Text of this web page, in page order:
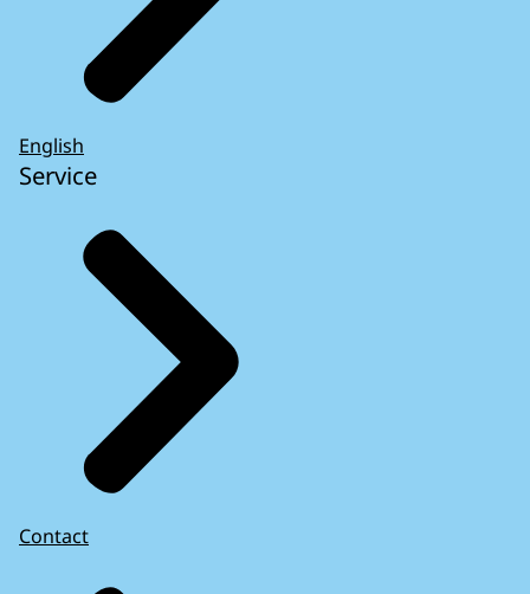
English
Service
Contact